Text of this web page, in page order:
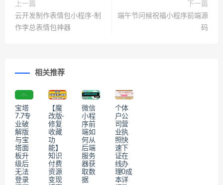
上一篇
云开发制作表情包小程序-制
作李总表情包神器
下一篇
端午节问候祝福小程序前端源
码
相关推荐
宝塔
7.7专
业破
解版
与宝
塔面
板升
级后
无法
登录
【魔
改版-
修复
收藏
功
能】
知识
付费
资源
变现
微信
小程
序前
端如
何从
后端
服务
器获
取数
据
个体
户公
司营
业执
照快
速下
证在
线办
理0成
本详